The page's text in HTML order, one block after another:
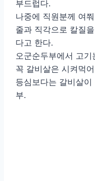
부드럽다.
나중에 직원분께 여
줄과 직각으로 칼질
다고 한다.
오군순두부에서 고
꼭 갈비살은 시켜먹
등심보다는 갈비살
부.